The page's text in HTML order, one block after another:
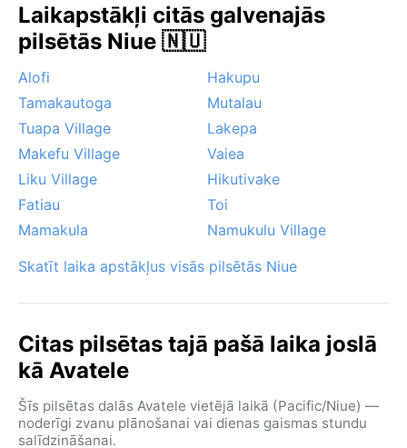
Laikapstākļi citās galvenajās
pilsētās Niue 🇳🇺
Alofi
Hakupu
Tamakautoga
Mutalau
Tuapa Village
Lakepa
Makefu Village
Vaiea
Liku Village
Hikutivake
Fatiau
Toi
Mamakula
Namukulu Village
Skatīt laika apstākļus visās pilsētās Niue
Citas pilsētas tajā pašā laika joslā
kā Avatele
Šīs pilsētas dalās Avatele vietējā laikā (Pacific/Niue) —
noderīgi zvanu plānošanai vai dienas gaismas stundu
salīdzināšanai.